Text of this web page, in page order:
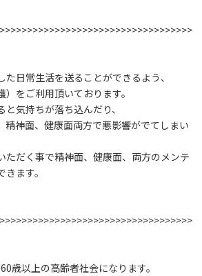
日常生活を送ることができるよう、
をご利用頂いております。
気持ちが落ち込んだり、
精神面、健康面両方で悪影響がでてしまい
ただく事で精神面、健康面、両方のメンテ
ます。
歳以上の高齢者社会になります。